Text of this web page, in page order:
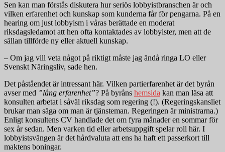
Sen kan man förstås diskutera hur seriös lobbyistbranschen är och
vilken erfarenhet och kunskap som kunderna får för pengarna. På en
hearing om just lobbyism i våras berättade en moderat
riksdagsledamot att hen ofta kontaktades av lobbyister, men att de
sällan tillförde ny eller aktuell kunskap.
– Om jag vill veta något på riktigt måste jag ändå ringa LO eller
Svenskt Näringsliv, sade hen.
Det påståendet är intressant här. Vilken partierfarenhet är det byrån
avser med ”lång erfarenhet”? På byråns hemsida kan man läsa att
konsulten arbetat i såväl riksdag som regering (!). (Regeringskansliet
brukar man säga om man är tjänsteman. Regeringen är ministrarna.)
Enligt konsultens CV handlade det om fyra månader en sommar för
sex år sedan. Men varken tid eller arbetsuppgift spelar roll här. I
lobbyistsvängen är det hårdvaluta att ens ha haft ett passerkort till
maktens boningar.